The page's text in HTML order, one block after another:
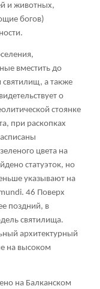
и животных,
богов)
вместить до
святилищ, а также
о
стоянке
при раскопках
цвета на
статуэток, но
указывают на
46 Поверх
поздний, в
святилища.
архитектурный
на высоком
на Балканском